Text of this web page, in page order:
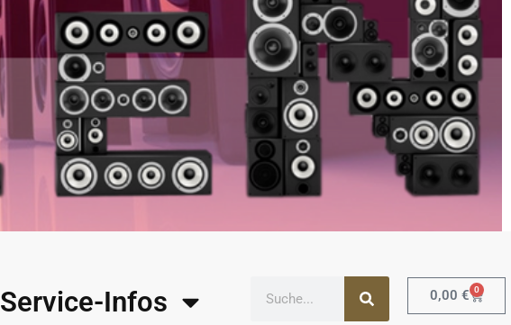
Service-Infos
0,00 € 0